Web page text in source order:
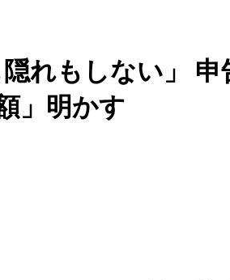
れもしない」 申
」明かす